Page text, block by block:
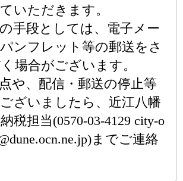
いただきます。
手段としては、電子メー
ンフレット等の郵送をさ
場合がございます。
や、配信・郵送の停止等
ざいましたら、近江八幡
税担当(0570-03-4129 city-o
までご連絡